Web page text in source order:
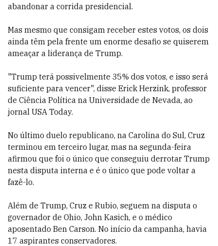
abandonar a corrida presidencial.
Mas mesmo que consigam receber estes votos, os dois
ainda têm pela frente um enorme desafio se quiserem
ameaçar a liderança de Trump.
"Trump terá possivelmente 35% dos votos, e isso será
suficiente para vencer", disse Erick Herzink, professor
de Ciência Política na Universidade de Nevada, ao
jornal USA Today.
No último duelo republicano, na Carolina do Sul, Cruz
terminou em terceiro lugar, mas na segunda-feira
afirmou que foi o único que conseguiu derrotar Trump
nesta disputa interna e é o único que pode voltar a
fazê-lo.
Além de Trump, Cruz e Rubio, seguem na disputa o
governador de Ohio, John Kasich, e o médico
aposentado Ben Carson. No início da campanha, havia
17 aspirantes conservadores.